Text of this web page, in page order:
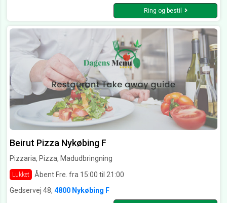
Ring og bestil
Beirut Pizza Nykøbing F
Pizzaria, Pizza, Madudbringning
Lukket
Åbent Fre. fra 15:00 til 21:00
Gedservej 48, 4800 Nykøbing F